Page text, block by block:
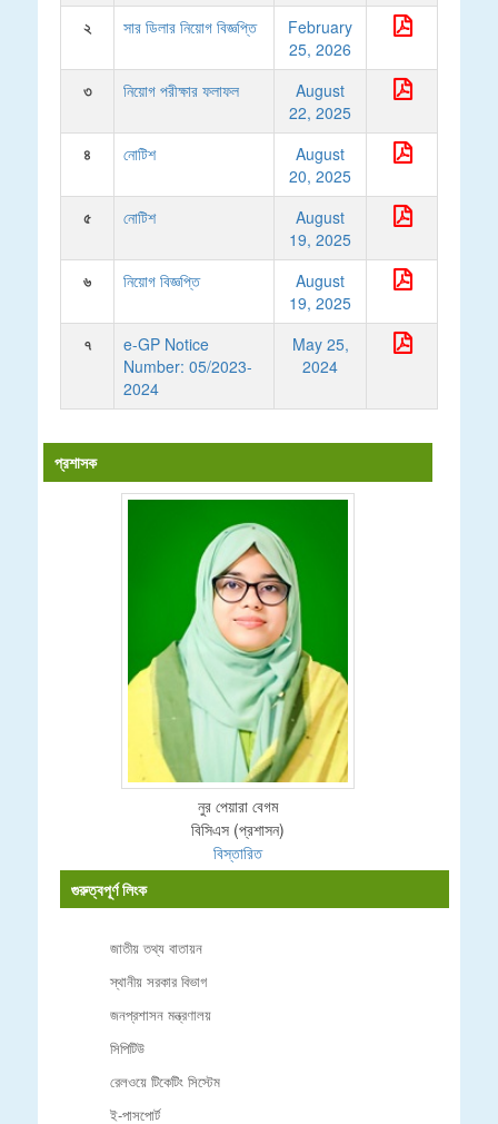
২
সার ডিলার নিয়োগ বিজ্ঞপ্তি
February
25, 2026
৩
নিয়োগ পরীক্ষার ফলাফল
August
22, 2025
৪
নোটিশ
August
20, 2025
৫
নোটিশ
August
19, 2025
৬
নিয়োগ বিজ্ঞপ্তি
August
19, 2025
৭
e-GP Notice
Number: 05/2023-
2024
May 25,
2024
প্রশাসক
নুর পেয়ারা বেগম
বিসিএস (প্রশাসন)
বিস্তারিত
গুরুত্বপূর্ণ লিংক
জাতীয় তথ্য বাতায়ন
স্থানীয় সরকার বিভাগ
জনপ্রশাসন মন্ত্রণালয়
সিপিটিউ
রেলওয়ে টিকেটিং সিস্টেম
ই-পাসপোর্ট